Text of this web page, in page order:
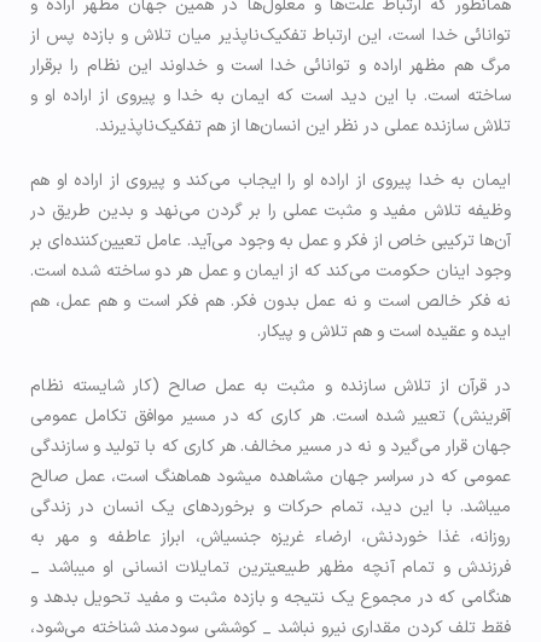
توانائی خدا است، این ارتباط تفکیک‌ناپذیر میان تلاش و بازده پس از
مرگ هم مظهر اراده و توانائی خدا است و خداوند این نظام را برقرار
ساخته است. با این دید است که ایمان به خدا و پیروی از اراده او و
تلاش سازنده عملی در نظر این انسان‌ها از هم تفکیک‌ناپذیرند.
ایمان به خدا پیروی از اراده او را ایجاب می‌کند و پیروی از اراده او هم
وظیفه تلاش مفید و مثبت عملی را بر گردن می‌نهد و بدین طریق در
آن‌ها ترکیبی خاص از فكر و عمل به وجود می‌آید. عامل تعیین‌کننده‌ای بر
وجود اینان حکومت می‌کند که از ایمان و عمل هر دو ساخته شده است.
نه فكر خالص است و نه عمل بدون فکر. هم فكر است و هم عمل، هم
ایده و عقيده است و هم تلاش و پیکار.
در قرآن از تلاش سازنده و مثبت به عمل صالح (كار شایسته نظام
آفرينش) تعبير شده است. هر کاری که در مسیر موافق تكامل عمومی
جهان قرار می‌گیرد و نه در مسیر مخالف. هر کاری که با تولید و سازندگی
عمومی که در سراسر جهان مشاهده می­شود هماهنگ است، عمل صالح
می­باشد. با این دید، تمام حرکات و برخوردهای یک انسان در زندگی
روزانه، غذا خوردنش، ارضاء غريزه جنسی­اش، ابراز عاطفه و مهر به
فرزندش و تمام آنچه مظهر طبیعی­ترین تمایلات انسانی او می­باشد _
هنگامی که در مجموع یک نتیجه و بازده مثبت و مفید تحویل بدهد و
فقط تلف کردن مقداری نیرو نباشد _ كوششی سودمند شناخته می‌شود،